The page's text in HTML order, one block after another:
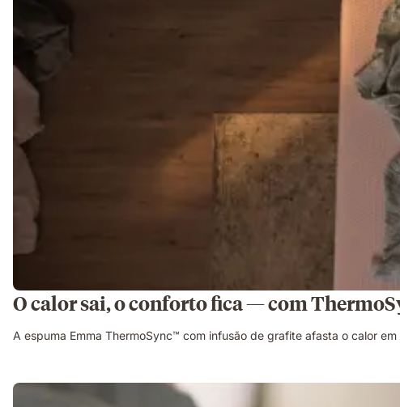
O calor sai, o conforto fica — com
A espuma Emma ThermoSync™ com infusão de grafite afasta o calor